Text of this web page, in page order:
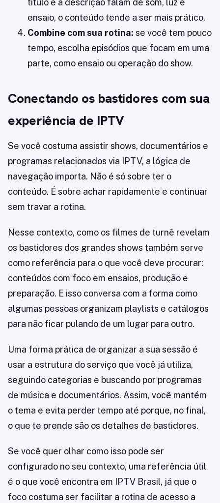
título e a descrição falam de som, luz e
ensaio, o conteúdo tende a ser mais prático.
Combine com sua rotina: se você tem pouco
tempo, escolha episódios que focam em uma
parte, como ensaio ou operação do show.
Conectando os bastidores com sua
experiência de IPTV
Se você costuma assistir shows, documentários e
programas relacionados via IPTV, a lógica de
navegação importa. Não é só sobre ter o
conteúdo. É sobre achar rapidamente e continuar
sem travar a rotina.
Nesse contexto, como os filmes de turnê revelam
os bastidores dos grandes shows também serve
como referência para o que você deve procurar:
conteúdos com foco em ensaios, produção e
preparação. E isso conversa com a forma como
algumas pessoas organizam playlists e catálogos
para não ficar pulando de um lugar para outro.
Uma forma prática de organizar a sua sessão é
usar a estrutura do serviço que você já utiliza,
seguindo categorias e buscando por programas
de música e documentários. Assim, você mantém
o tema e evita perder tempo até porque, no final,
o que te prende são os detalhes de bastidores.
Se você quer olhar como isso pode ser
configurado no seu contexto, uma referência útil
é o que você encontra em IPTV Brasil, já que o
foco costuma ser facilitar a rotina de acesso a